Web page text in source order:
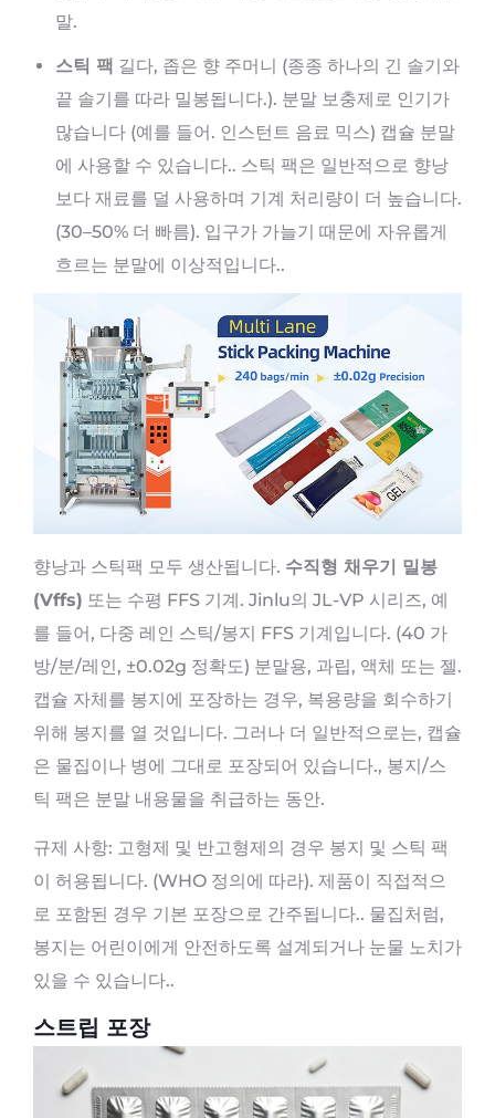
말.
스틱 팩 길다, 좁은 향 주머니 (종종 하나의 긴 솔기와
끝 솔기를 따라 밀봉됩니다.). 분말 보충제로 인기가
많습니다 (예를 들어. 인스턴트 음료 믹스) 캡슐 분말
에 사용할 수 있습니다.. 스틱 팩은 일반적으로 향낭
보다 재료를 덜 사용하며 기계 처리량이 더 높습니다.
(30–50% 더 빠름). 입구가 가늘기 때문에 자유롭게
흐르는 분말에 이상적입니다..
향낭과 스틱팩 모두 생산됩니다. 수직형 채우기 밀봉
(Vffs) 또는 수평 FFS 기계. Jinlu의 JL-VP 시리즈, 예
를 들어, 다중 레인 스틱/봉지 FFS 기계입니다. (40 가
방/분/레인, ±0.02g 정확도) 분말용, 과립, 액체 또는 젤.
캡슐 자체를 봉지에 포장하는 경우, 복용량을 회수하기
위해 봉지를 열 것입니다. 그러나 더 일반적으로는, 캡슐
은 물집이나 병에 그대로 포장되어 있습니다., 봉지/스
틱 팩은 분말 내용물을 취급하는 동안.
규제 사항: 고형제 및 반고형제의 경우 봉지 및 스틱 팩
이 허용됩니다. (WHO 정의에 따라). 제품이 직접적으
로 포함된 경우 기본 포장으로 간주됩니다.. 물집처럼,
봉지는 어린이에게 안전하도록 설계되거나 눈물 노치가
있을 수 있습니다..
스트립 포장